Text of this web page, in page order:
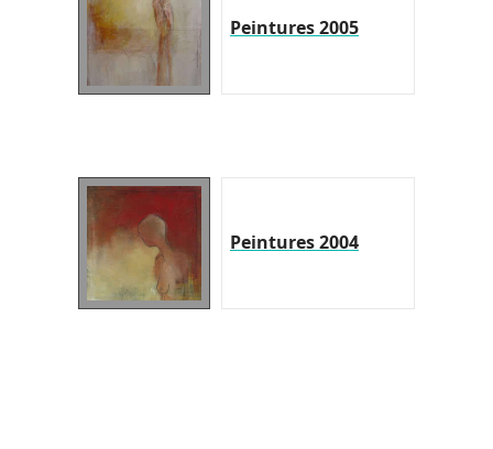
Peintures 2005
Peintures 2004